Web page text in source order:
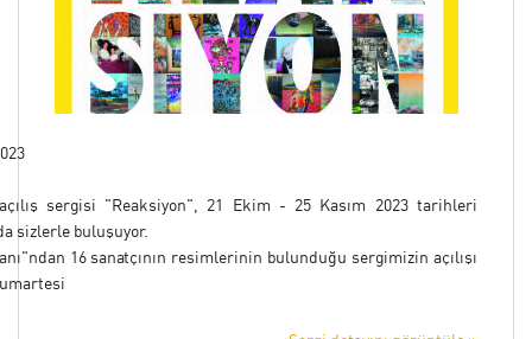
sergisi "Reaksiyon", 21 Ekim - 25 Kasım 2023 tarihleri
sizlerle buluşuyor.
16 sanatçının resimlerinin bulunduğu sergimizin açılışı